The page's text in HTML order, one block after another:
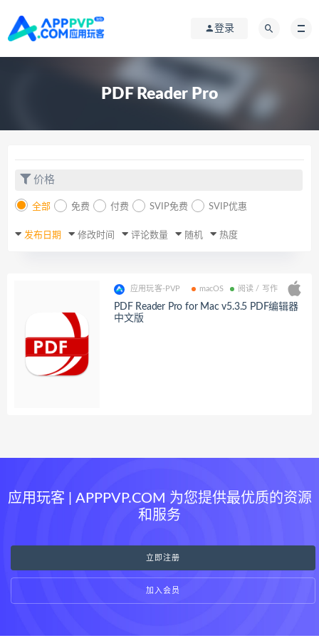
登录
PDF Reader Pro
价格
全部 免费 付费 SVIP免费 SVIP优惠
发布日期 修改时间 评论数量 随机 热度
应用玩客-PVP macOS 阅读 / 写作
PDF Reader Pro for Mac v5.3.5 PDF编辑器
中文版
应用玩客 | APPPVP.COM 为您提供最优质的资源
和服务
立即注册
加入会员